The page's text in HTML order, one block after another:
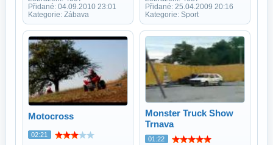
Přidané: 04.09.2010 23:01
Kategorie: Zábava
Přidané: 25.04.2009 20:16
Kategorie: Sport
Motocross
02:21
Monster Truck Show
Trnava
01:22